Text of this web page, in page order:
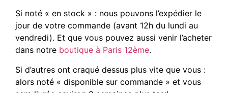
Si noté « en stock » : nous pouvons l’expédier le
jour de votre commande (avant 12h du lundi au
vendredi). Et que vous pouvez aussi venir l’acheter
dans notre boutique à Paris 12ème.
Si d’autres ont craqué dessus plus vite que vous :
alors noté « disponible sur commande » et vous